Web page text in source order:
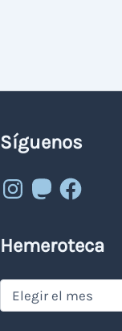
Síguenos
Instagram
MastodonFacebook
Hemeroteca
Hemeroteca